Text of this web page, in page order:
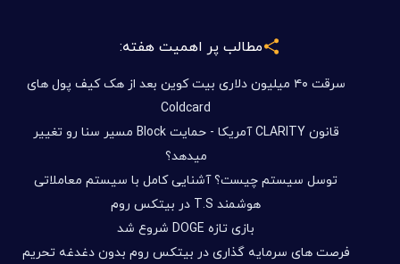
مطالب پر اهمیت هفته:
سرقت ۴۰ میلیون دلاری بیت کوین بعد از هک کیف پول های
Coldcard
قانون CLARITY آمریکا - حمایت Block مسیر سنا رو تغییر
میدهد؟
توسل سیستم چیست؟ آشنایی کامل با سیستم معاملاتی
هوشمند T.S در بیتکس روم
بازی تازه DOGE شروع شد
فرصت های سرمایه گذاری در بیتکس روم بدون دغدغه تحریم